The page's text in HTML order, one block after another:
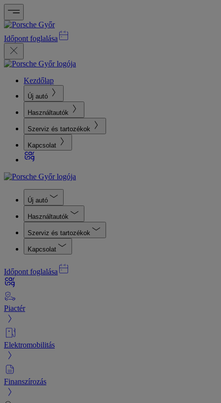
Időpont foglalása
Kezdőlap
Új autó
Használtautók
Szerviz és tartozékok
Kapcsolat
Új autó
Használtautók
Szerviz és tartozékok
Kapcsolat
Időpont foglalása
Piactér
Elektromobilitás
Finanszírozás